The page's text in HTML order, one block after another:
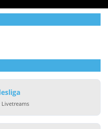
Livetreams